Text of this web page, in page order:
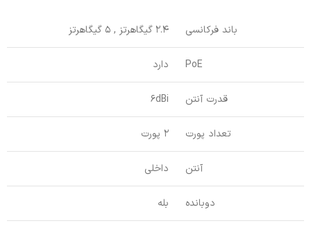
باند فرکانسی 2.4 گیگاهرتز , 5 گیگاهرتز
PoE دارد
قدرت آنتن 6dBi
تعداد پورت 2 پورت
آنتن داخلی
دوبانده بله